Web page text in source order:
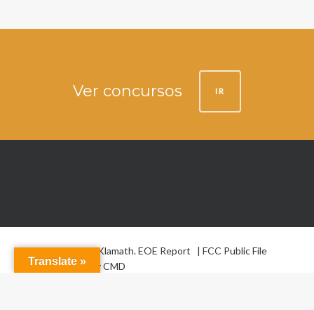
Ver concursos IR
© 2026 La Voz de Klamath.EOE Report | FCC Public File
Website design byCMD
Translate »